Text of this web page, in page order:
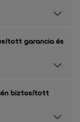
garancia és
biztosított